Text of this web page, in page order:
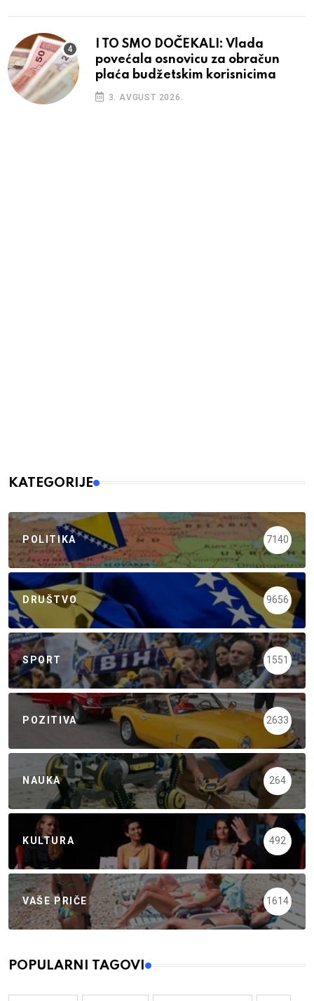
I TO SMO DOČEKALI: Vlada
povećala osnovicu za obračun
plaća budžetskim korisnicima
3. AVGUST 2026.
KATEGORIJE
POLITIKA 7140
DRUŠTVO 9656
SPORT 1551
POZITIVA 2633
NAUKA 264
KULTURA 492
VAŠE PRIČE 1614
POPULARNI TAGOVI